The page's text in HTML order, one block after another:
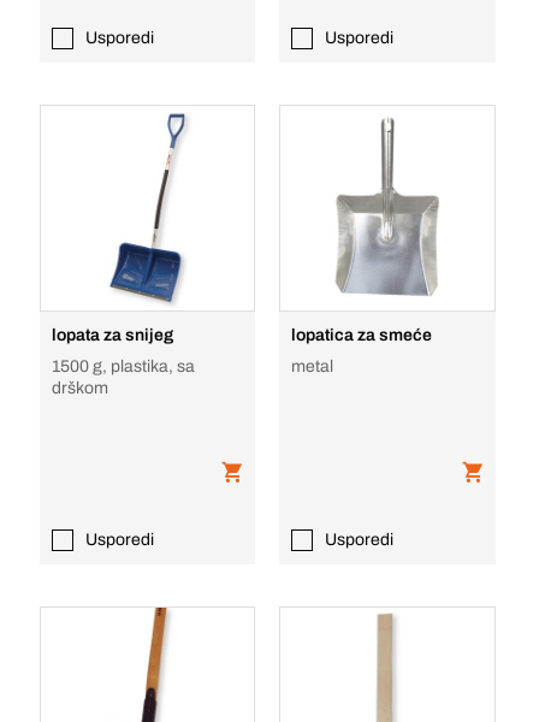
Usporedi Usporedi
lopata za snijeg
1500 g, plastika, sa
drškom
Usporedi
lopatica za smeće
metal
Usporedi